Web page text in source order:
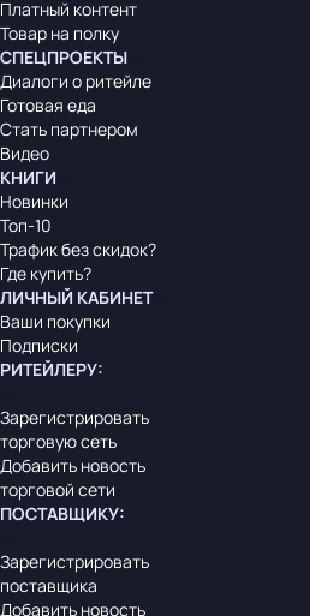
Платный контент
Товар на полку
СПЕЦПРОЕКТЫ
Диалоги о ритейле
Готовая еда
Стать партнером
Видео
КНИГИ
Новинки
Топ-10
Трафик без скидок?
Где купить?
ЛИЧНЫЙ КАБИНЕТ
Ваши покупки
Подписки
РИТЕЙЛЕРУ:
Зарегистрировать
торговую сеть
Добавить новость
торговой сети
ПОСТАВЩИКУ:
Зарегистрировать
поставщика
Добавить новость